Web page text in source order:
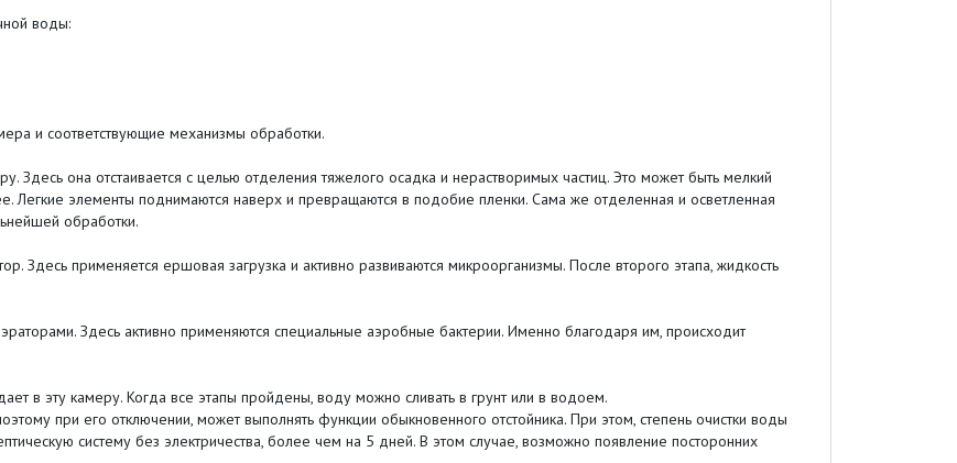
воды:
и соответствующие механизмы обработки.
Здесь она отстаивается с целью отделения тяжелого осадка и нерастворимых частиц. Это может быть мелкий
Легкие элементы поднимаются наверх и превращаются в подобие пленки. Сама же отделенная и осветленная
обработки.
Здесь применяется ершовая загрузка и активно развиваются микроорганизмы. После второго этапа, жидкость
Здесь активно применяются специальные аэробные бактерии. Именно благодаря им, происходит
в эту камеру. Когда все этапы пройдены, воду можно сливать в грунт или в водоем.
при его отключении, может выполнять функции обыкновенного отстойника. При этом, степень очистки воды
систему без электричества, более чем на 5 дней. В этом случае, возможно появление посторонних